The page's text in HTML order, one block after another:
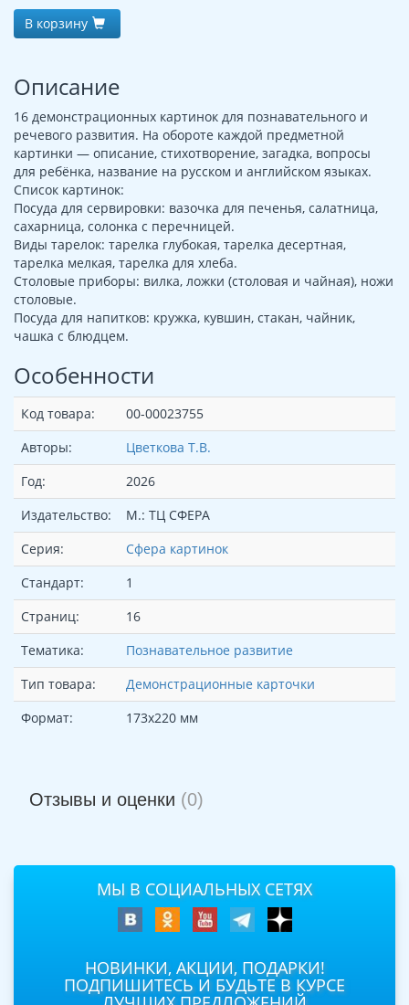
В корзину
Описание
16 демонстрационных картинок для познавательного и
речевого развития. На обороте каждой предметной
картинки — описание, стихотворение, загадка, вопросы
для ребёнка, название на русском и английском языках.
Список картинок:
Посуда для сервировки: вазочка для печенья, салатница,
сахарница, солонка с перечницей.
Виды тарелок: тарелка глубокая, тарелка десертная,
тарелка мелкая, тарелка для хлеба.
Столовые приборы: вилка, ложки (столовая и чайная), ножи
столовые.
Посуда для напитков: кружка, кувшин, стакан, чайник,
чашка с блюдцем.
Особенности
Код товара:
00-00023755
Авторы:
Цветкова Т.В.
Год:
2026
Издательство:
М.: ТЦ СФЕРА
Серия:
Сфера картинок
Стандарт:
1
Страниц:
16
Тематика:
Познавательное развитие
Тип товара:
Демонстрационные карточки
Формат:
173х220 мм
Отзывы и оценки (0)
МЫ В СОЦИАЛЬНЫХ СЕТЯХ
НОВИНКИ, АКЦИИ, ПОДАРКИ!
ПОДПИШИТЕСЬ И БУДЬТЕ В КУРСЕ